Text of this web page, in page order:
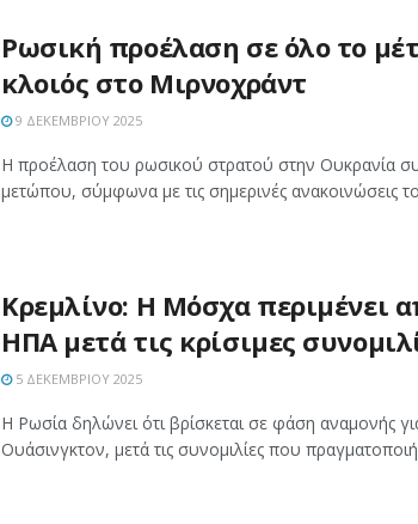
Ρωσική προέλαση σε όλο το
κλοιός στο Μιρνοχράντ
9 ΔΕΚΕΜΒΡΊΟΥ 2025
Η προέλαση του ρωσικού στρατού στην Ουκρανία
μετώπου, σύμφωνα με τις σημερινές ανακοινώσεις
Κρεμλίνο: Η Μόσχα περιμένει
ΗΠΑ μετά τις κρίσιμες
5 ΔΕΚΕΜΒΡΊΟΥ 2025
Η Ρωσία δηλώνει ότι βρίσκεται σε φάση αναμονής
Ουάσινγκτον, μετά τις συνομιλίες που